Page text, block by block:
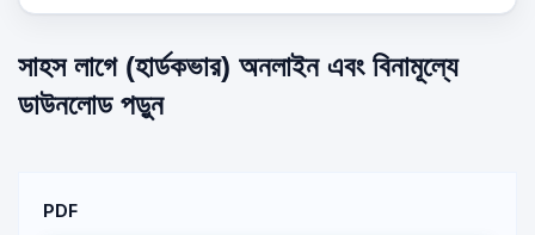
সাহস লাগে (হার্ডকভার) অনলাইন এবং বিনামূল্যে
ডাউনলোড পড়ুন
PDF